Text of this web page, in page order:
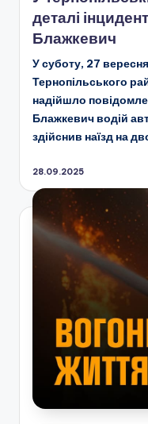
деталі
Блажкевич
У суботу, 27
Тернопільського
надійшло
Блажкевич водій
здійснив наїзд на
28.09.2025